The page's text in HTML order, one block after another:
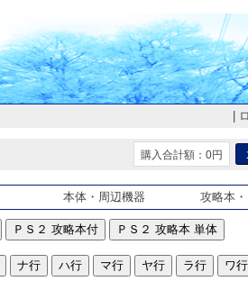
購入合計額：0円
本体・周辺機器 攻略本
ＰＳ２ 攻略本付 ＰＳ２ 攻略本 単体
ナ行 ハ行 マ行 ヤ行 ラ行 ワ行